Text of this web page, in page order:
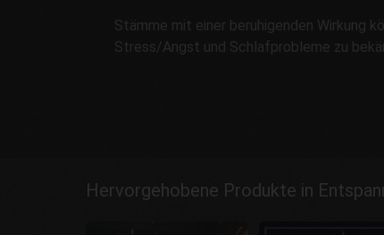
Stämme mit einer beruhigenden Wirkung
Stress/Angst und Schlafprobleme zu
Hervorgehobene Produkte in